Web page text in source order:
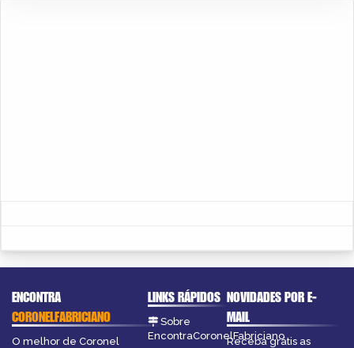
ENCONTRA
CORONELFABRICIANO
O melhor de Coronel
LINKS RÁPIDOS
Sobre
EncontraCoronelFabriciano
NOVIDADES POR E-
MAIL
Receba grátis as